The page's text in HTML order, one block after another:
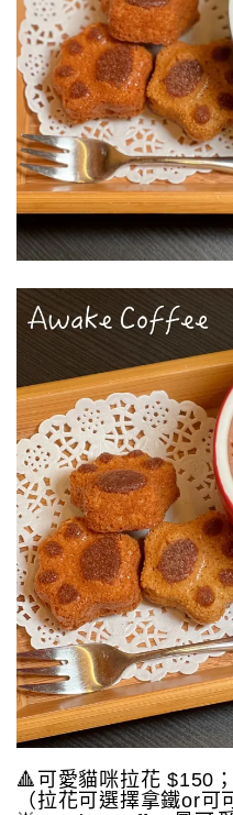
🔺可愛貓咪拉花 $150
（拉花可選擇拿鐵or可